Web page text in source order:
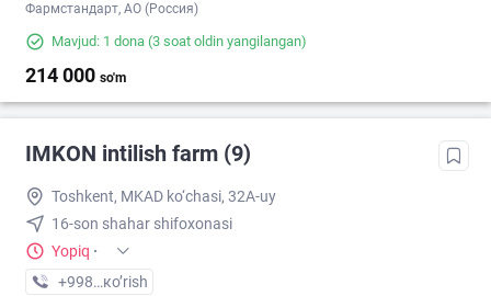
Фармстандарт, АО (Россия)
Mavjud: 1 dona (3 soat oldin yangilangan)
214 000 so'm
IMKON intilish farm (9)
Toshkent, MKAD ko‘chasi, 32A-uy
16-son shahar shifoxonasi
Yopiq ·
+998 (93) XXX-XX-XX
кo’rish